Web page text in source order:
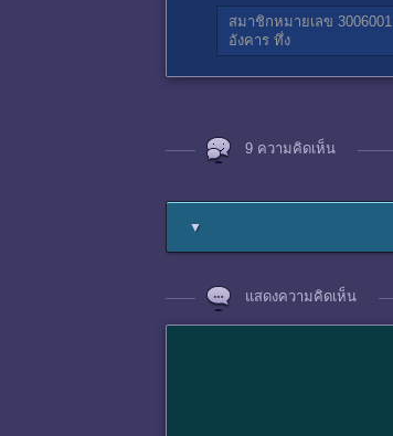
สมาชิกหมายเลข 3006001
อังคาร ทึ่ง
9 ความคิดเห็น
▼
แสดงความคิดเห็น